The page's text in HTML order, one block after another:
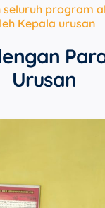
seluruh program
Kepala urusan
Urusan